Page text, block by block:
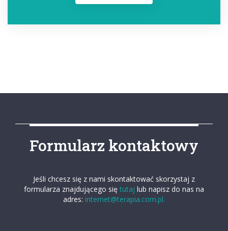
Formularz kontaktowy
Jeśli chcesz się z nami skontaktować skorzystaj z
formularza znajdującego się tutaj lub napisz do nas na
adres: internet@terapia.com.pl.